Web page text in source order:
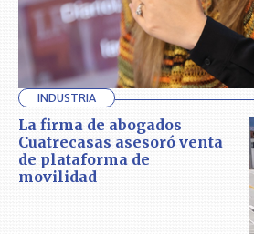
INDUSTRIA
La firma de abogados
Cuatrecasas asesoró venta
de plataforma de
movilidad